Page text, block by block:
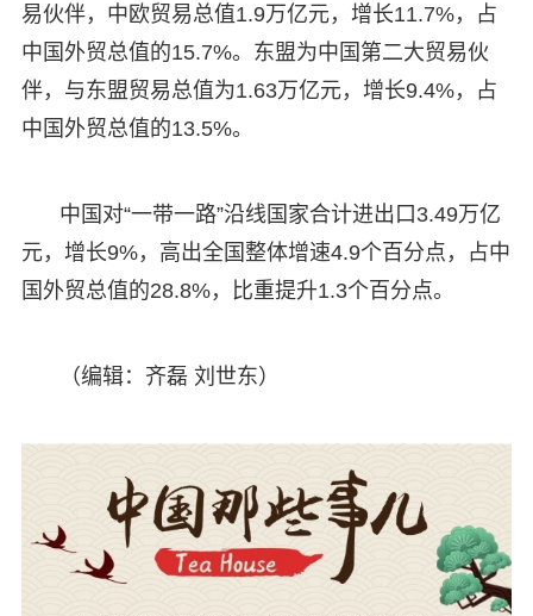
易伙伴，中欧贸易总值1.9万亿元，增长11.7%，占
中国外贸总值的15.7%。东盟为中国第二大贸易伙
伴，与东盟贸易总值为1.63万亿元，增长9.4%，占
中国外贸总值的13.5%。
中国对“一带一路”沿线国家合计进出口3.49万亿
元，增长9%，高出全国整体增速4.9个百分点，占中
国外贸总值的28.8%，比重提升1.3个百分点。
（编辑：齐磊 刘世东）